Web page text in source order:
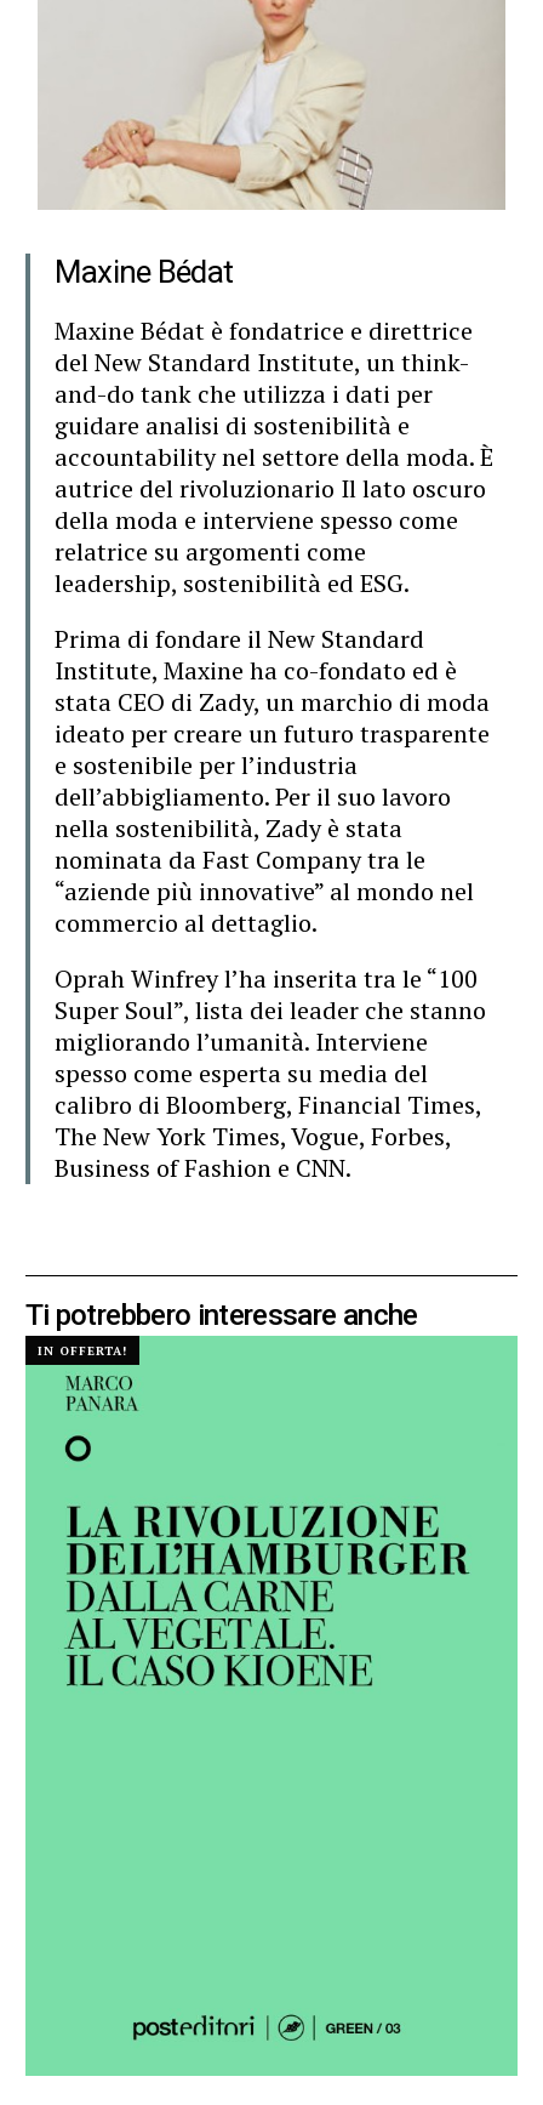
Maxine Bédat
Maxine Bédat è fondatrice e direttrice
del New Standard Institute, un think-
and-do tank che utilizza i dati per
guidare analisi di sostenibilità e
accountability nel settore della moda. È
autrice del rivoluzionario Il lato oscuro
della moda e interviene spesso come
relatrice su argomenti come
leadership, sostenibilità ed ESG.
Prima di fondare il New Standard
Institute, Maxine ha co-fondato ed è
stata CEO di Zady, un marchio di moda
ideato per creare un futuro trasparente
e sostenibile per l’industria
dell’abbigliamento. Per il suo lavoro
nella sostenibilità, Zady è stata
nominata da Fast Company tra le
“aziende più innovative” al mondo nel
commercio al dettaglio.
Oprah Winfrey l’ha inserita tra le “100
Super Soul”, lista dei leader che stanno
migliorando l’umanità. Interviene
spesso come esperta su media del
calibro di Bloomberg, Financial Times,
The New York Times, Vogue, Forbes,
Business of Fashion e CNN.
Ti potrebbero interessare anche
IN OFFERTA!